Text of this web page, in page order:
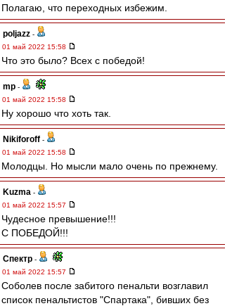
Полагаю, что переходных избежим.
poljazz -
01 май 2022 15:58
Что это было? Всех с победой!
mp -
01 май 2022 15:58
Ну хорошо что хоть так.
Nikiforoff -
01 май 2022 15:58
Молодцы. Но мысли мало очень по прежнему.
Kuzma -
01 май 2022 15:57
Чудесное превышение!!!
С ПОБЕДОЙ!!!
Спектр -
01 май 2022 15:57
Соболев после забитого пенальти возглавил
список пенальтистов "Спартака", бивших без